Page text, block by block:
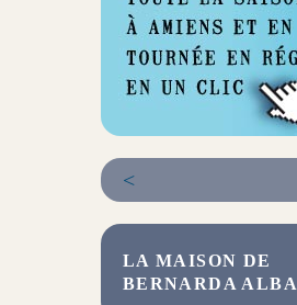
<
LA MAISON DE
BERNARDA ALBA